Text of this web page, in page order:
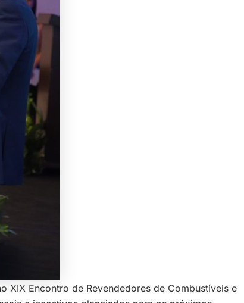
XIX Encontro de Revendedores de Combustíveis e